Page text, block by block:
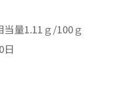
量1.11ｇ/100ｇ
日